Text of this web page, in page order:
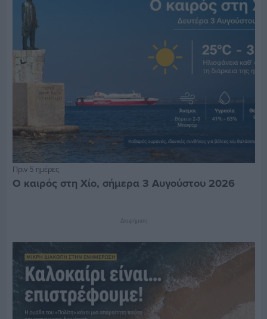
Πριν 5 ημέρες
Ο καιρός στη Χίο, σήμερα 3 Αυγούστου 2026
Διαφήμιση